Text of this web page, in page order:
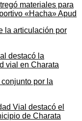
materiales para
«Hacha» Apud
destacó la
vial en Charata
Vial destacó el
de Charata